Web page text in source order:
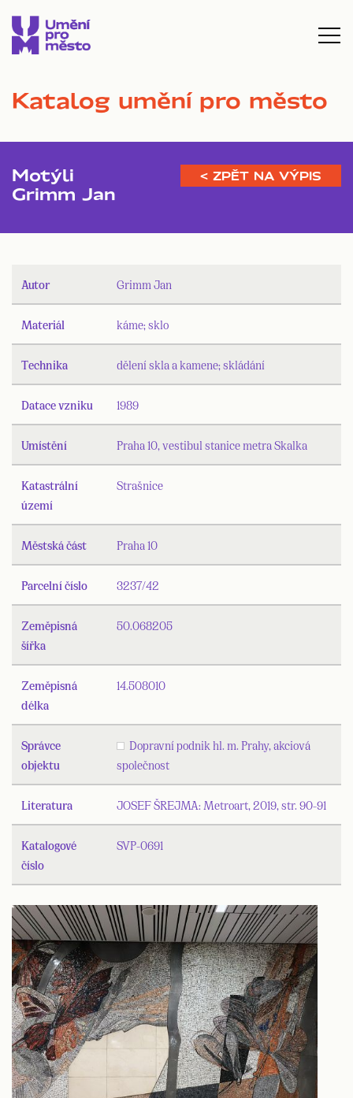
Katalog umění pro město
Motýli
Grimm Jan
< ZPĚT NA VÝPIS
Autor Grimm Jan
Materiál káme; sklo
Technika dělení skla a kamene; skládání
Datace vzniku 1989
Umístění Praha 10, vestibul stanice metra Skalka
Katastrální
území
Strašnice
Městská část Praha 10
Parcelní číslo 3237/42
Zeměpisná
šířka
50.068205
Zeměpisná
délka
14.508010
Správce
objektu
Dopravní podnik hl. m. Prahy, akciová
společnost
Literatura JOSEF ŠREJMA: Metroart, 2019, str. 90-91
Katalogové
číslo
SVP-0691